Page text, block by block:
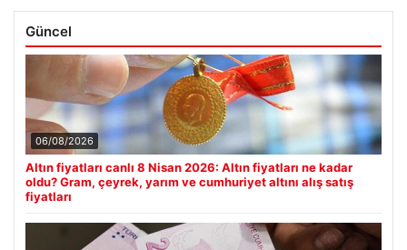
Güncel
06/08/2026
Altın fiyatları canlı 8 Nisan 2026: Altın fiyatları ne kadar
oldu? Gram, çeyrek, yarım ve cumhuriyet altını alış satış
fiyatları